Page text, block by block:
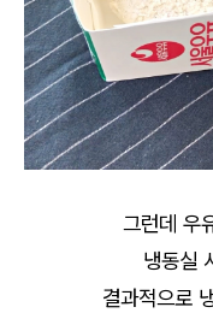
그런데 우
냉동실
결과적으로